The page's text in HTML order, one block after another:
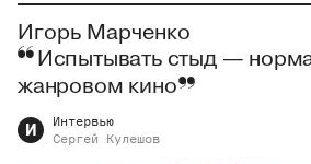
Игорь Марченко
Испытывать стыд —
жанровом кино
И
Интервью
Сергей
Кулешов